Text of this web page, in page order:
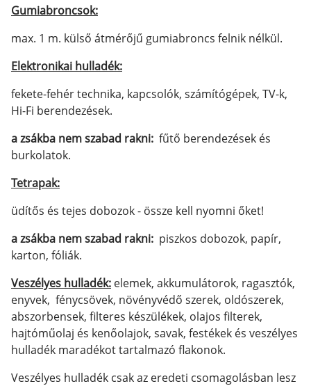
Gumiabroncsok:
max. 1 m. külső átmérőjű gumiabroncs felnik nélkül.
Elektronikai hulladék:
fekete-fehér technika, kapcsolók, számítógépek, TV-k,
Hi-Fi berendezések.
a zsákba nem szabad rakni: fűtő berendezések és
burkolatok.
Tetrapak:
üdítős és tejes dobozok - össze kell nyomni őket!
a zsákba nem szabad rakni: piszkos dobozok, papír,
karton, fóliák.
Veszélyes hulladék: elemek, akkumulátorok, ragasztók,
enyvek, fénycsövek, növényvédő szerek, oldószerek,
abszorbensek, filteres készülékek, olajos filterek,
hajtóműolaj és kenőolajok, savak, festékek és veszélyes
hulladék maradékot tartalmazó flakonok.
Veszélyes hulladék csak az eredeti csomagolásban lesz